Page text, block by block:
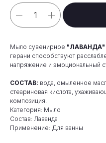
Мыло сувенирное "ЛАВАНДА"
герани способствуют
напряжение и эмоциональный
СОСТАВ: вода, омыленное
стеариновая кислота,
композиция.
Категория: Мыло
Состав: Лаванда
Применение: Для ванны